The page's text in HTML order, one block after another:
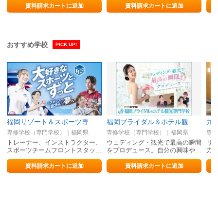
資料請求カートに追加 資料請求カートに追加
おすすめ学校 PICK UP!
専修学校（専門学校）｜福岡県
トレーナー、インストラクター、
スポーツチームフロントスタッ…
資料請求カートに追加
専修学校（専門学校）｜福岡県
ウェディング・観光で最高の瞬間
をプロデュース。自分の興味や…
資料請求カートに追加
九
専
リ
力